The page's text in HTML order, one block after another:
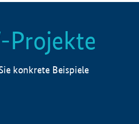
Projekte
konkrete Beispiele